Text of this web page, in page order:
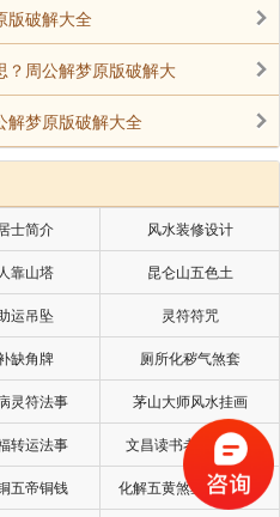
版破解大全
？周公解梦原版破解大
解梦原版破解大全
士简介 风水装修设计
靠山塔 昆仑山五色土
运吊坠 灵符符咒
缺角牌 厕所化秽气煞套
灵符法事 茅山大师风水挂画
转运法事 文昌读书考试风水局
五帝铜钱 化解五黄煞星专用挂件